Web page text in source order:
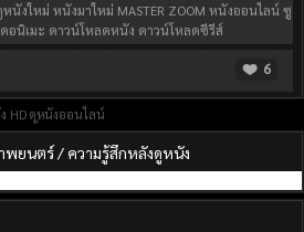
งใหม่ หนังมาใหม่ MASTER ZOOM หนังออนไลน์ ซู
อนิเมะ ดาวน์โหลดหนัง ดาวน์โหลดซีรีส์
6
HD ดูหนังออนไลน์
พยนตร์ / ความรู้สึกหลังดูหนัง